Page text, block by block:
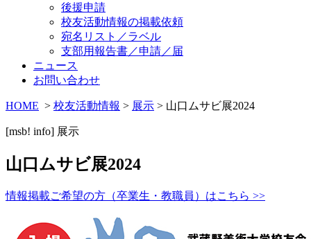
後援申請
校友活動情報の掲載依頼
宛名リスト／ラベル
支部用報告書／申請／届
ニュース
お問い合わせ
HOME > 校友活動情報 > 展示 > 山口ムサビ展2024
[msb! info] 展示
山口ムサビ展2024
情報掲載ご希望の方（卒業生・教職員）はこちら >>